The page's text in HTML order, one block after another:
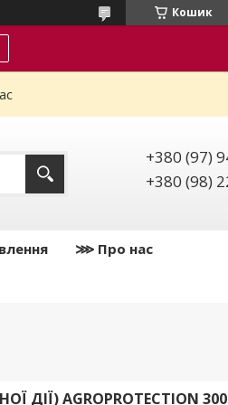
Кошик
+380 (97)
+380 (98)
⋙ Про нас
ДІЇ) AGROPROTECTION